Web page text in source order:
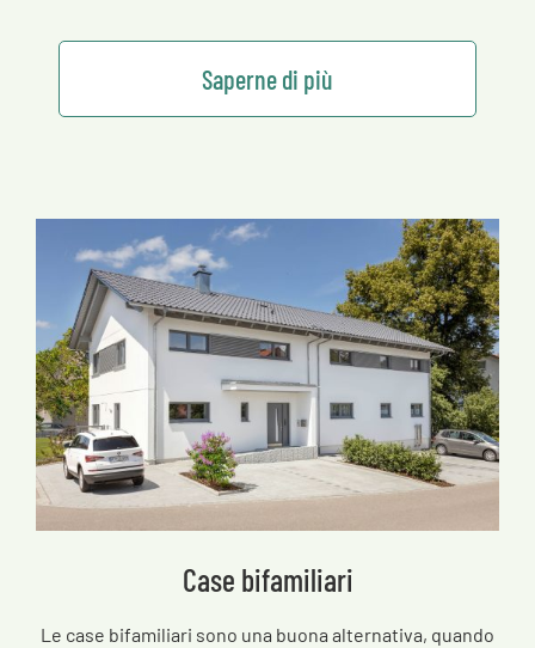
Saperne di più
Case bifamiliari
Le case bifamiliari sono una buona alternativa, quando